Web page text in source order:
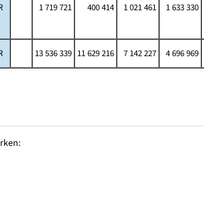
1 719 721 400 414 1 021 461 1 633 330
13 536 339 11 629 216 7 142 227 4 696 969